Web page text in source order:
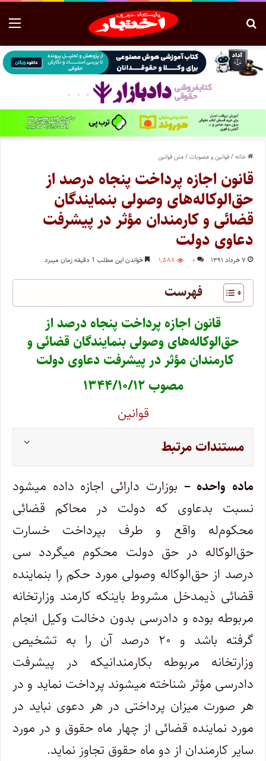
خانه/قوانین و مصوبات/متن قوانین
قانون اجازه پرداخت پنجاه درصد از
حق‌الوکاله‌های وصولی بنمایندگان
قضائی و کارمندان مؤثر در پیشرفت
دعاوی‌ دولت ‌
۷ خرداد ۱۳۹۱ ۰ ۱,۵۸۸ خواندن این مطلب 1 دقیقه زمان میبرد
فهرست
قانون اجازه پرداخت پنجاه درصد از
حق‌الوکاله‌های وصولی بنمایندگان قضائی و
کارمندان مؤثر در پیشرفت دعاوی‌ دولت
مصوب ۱۳۴۴/۱۰/۱۲
قوانین
مستندات مرتبط
ماده واحده – بوزارت دارائی اجازه داده میشود
نسبت بدعاوی که دولت در محاکم قضائی
محکوم‌له واقع و طرف بپرداخت خسارت
‌حق‌الوکاله در حق دولت محکوم میگردد سی
درصد از حق‌الوکاله وصولی مورد حکم را بنماینده
قضائی ذیمدخل مشروط باینکه کارمند وزارتخانه
‌مربوطه بوده و دادرسی بدون دخالت وکیل انجام
گرفته باشد و ۲۰ درصد آن را به تشخیص
وزارتخانه مربوطه بکارمندانیکه در پیشرفت
دادرسی ‌مؤثر شناخته میشوند پرداخت نماید و در
هر صورت میزان پرداختی در هر دعوی نباید در
مورد نماینده قضائی از چهار ماه حقوق و در مورد
سایر‌ کارمندان از دو ماه حقوق تجاوز نماید.